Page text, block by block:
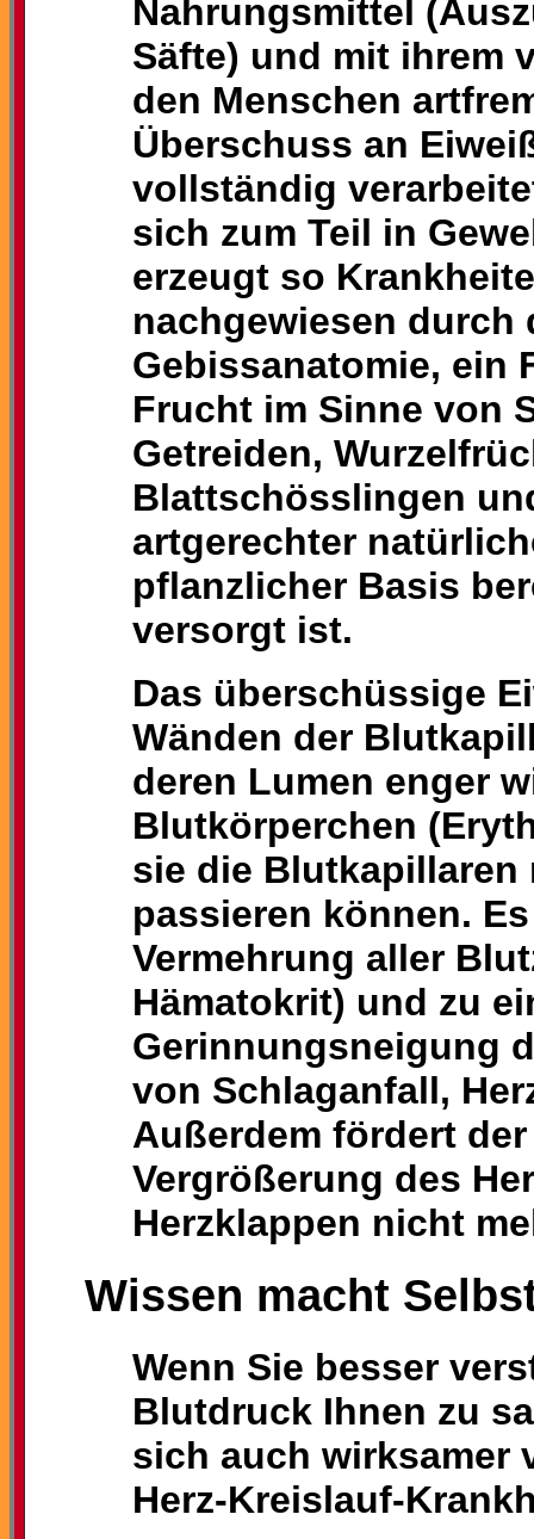
Nahrungsmittel
Säfte) und mit ihrem
den Menschen
Überschuss an
vollständig
sich zum Teil in
erzeugt so
nachgewiesen durch
Gebissanatomie, ein
Frucht im Sinne von
Getreiden,
Blattschösslingen
artgerechter
pflanzlicher Basis
versorgt ist.
Das überschüssige
Wänden der
deren Lumen enger
Blutkörperchen
sie die
passieren können.
Vermehrung aller
Hämatokrit) und zu
Gerinnungsneigung
von Schlaganfall,
Außerdem fördert
Vergrößerung des
Herzklappen nicht
Wissen macht
Wenn Sie besser
Blutdruck Ihnen zu
sich auch wirksamer
Herz-Kreislauf-